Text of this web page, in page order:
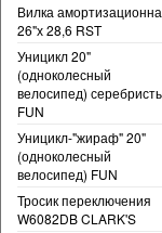
Вилка
26"х 28,6 RST
Уницикл 20"
(одноколесный
велосипед)
FUN
Уницикл-"жираф" 20"
(одноколесный
велосипед) FUN
Тросик переключения
W6082DB CLARK'S